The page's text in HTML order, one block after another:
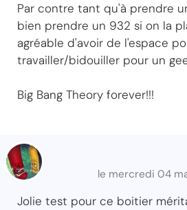
Par contre tant qu'à prendre
bien prendre un 932 si on la
agréable d'avoir de l'espace
travailler/bidouiller pour un
Big Bang Theory forever!!!
le mercredi 04
Jolie test pour ce boitier